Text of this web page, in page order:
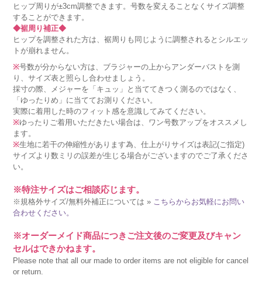
ヒップ周りが±3cm調整できます。号数を変えることなくサイズ調整
することができます。
◆裾周り補正◆
ヒップを調整された方は、裾周りも同じように調整されるとシルエッ
トが崩れません。
※号数が分からない方は、ブラジャーの上からアンダーバストを測
り、サイズ表と照らし合わせましょう。
採寸の際、メジャーを「キュッ」と当ててきつく測るのではなく、
「ゆったりめ」に当ててお測りください。
実際に着用した時のフィット感を意識してみてください。
※ゆったりご着用いただきたい場合は、ワン号数アップをオススメし
ます。
※生地に若干の伸縮性があります為、仕上がりサイズは表記(ご指定)
サイズより数ミリの誤差が生じる場合がございますのでご了承くださ
い。
※特注サイズはご相談応じます。
※規格外サイズ/無料外補正については » こちらからお気軽にお問い
合わせください。
※オーダーメイド商品につきご注文後のご変更及びキャン
セルはできかねます。
Please note that all our made to order items are not eligible for cancel
or return.